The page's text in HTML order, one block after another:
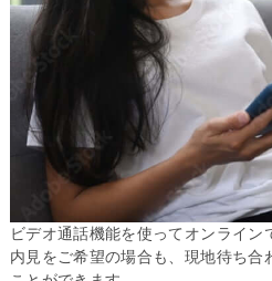
ビデオ通話機能を使ってオンライ
内見をご希望の場合も、現地待ち合